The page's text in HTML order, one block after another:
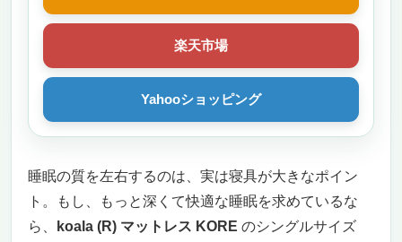
楽天市場
Yahooショッピング
睡眠の質を左右するのは、実は寝具が大きなポイン
ト。もし、もっと深くて快適な睡眠を求めているな
ら、
koala (R) マットレス KORE のシングルサイズ